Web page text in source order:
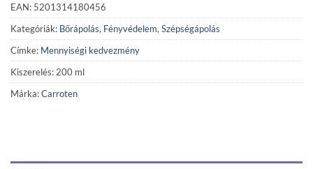
EAN: 5201314180456
Kategóriák: Bőrápolás, Fényvédelem, Szépségápolás
Címke: Mennyiségi kedvezmény
Kiszerelés: 200 ml
Márka:Carroten